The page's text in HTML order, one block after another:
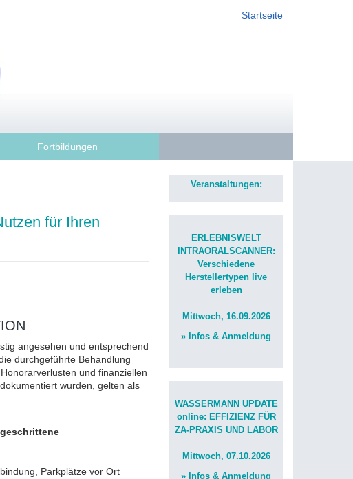
Startseite
Fortbildungen
für Ihren
angesehen und entsprechend
durchgeführte Behandlung
und finanziellen
wurden, gelten als
Parkplätze vor Ort
Veranstaltungen:
ERLEBNISWELT
INTRAORALSCANNER:
Verschiedene
Herstellertypen live
erleben
Mittwoch, 16.09.2026
» Infos & Anmeldung
WASSERMANN UPDATE
online: EFFIZIENZ FÜR
ZA-PRAXIS UND LABOR
Mittwoch, 07.10.2026
» Infos & Anmeldung